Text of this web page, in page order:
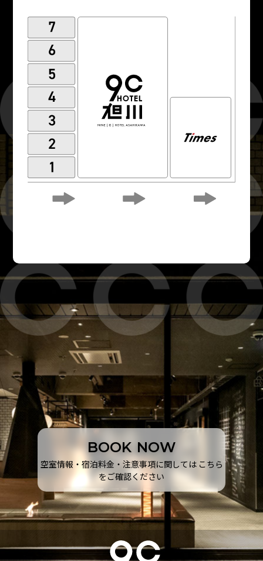
BOOK NOW
空室情報・宿泊料金・注意事項に関しては こちら
をご確認ください